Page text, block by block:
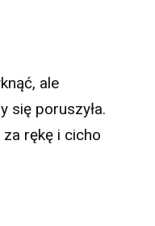
ale
się poruszyła.
za rękę i cicho